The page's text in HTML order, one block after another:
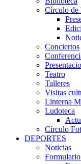
Círculo de
Conciertos
Teatro
Talleres
Visitas
Linterna
Ludoteca
Círculo
DEPORTES
Noticias
Formulario